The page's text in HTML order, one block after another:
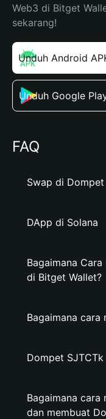
Web3 di Bitget
sekarang!
Unduh Android
Unduh Google
FAQ
Swap di Dompet
DApp di Solana
Bagaimana
di Bitget Wallet?
Bagaimana cara
Dompet
Bagaimana cara
dan membuat